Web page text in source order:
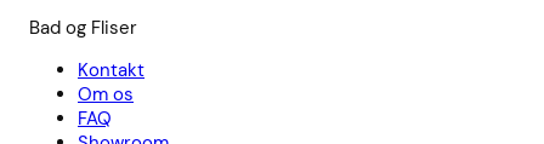
Bad og Fliser
Kontakt
Om os
FAQ